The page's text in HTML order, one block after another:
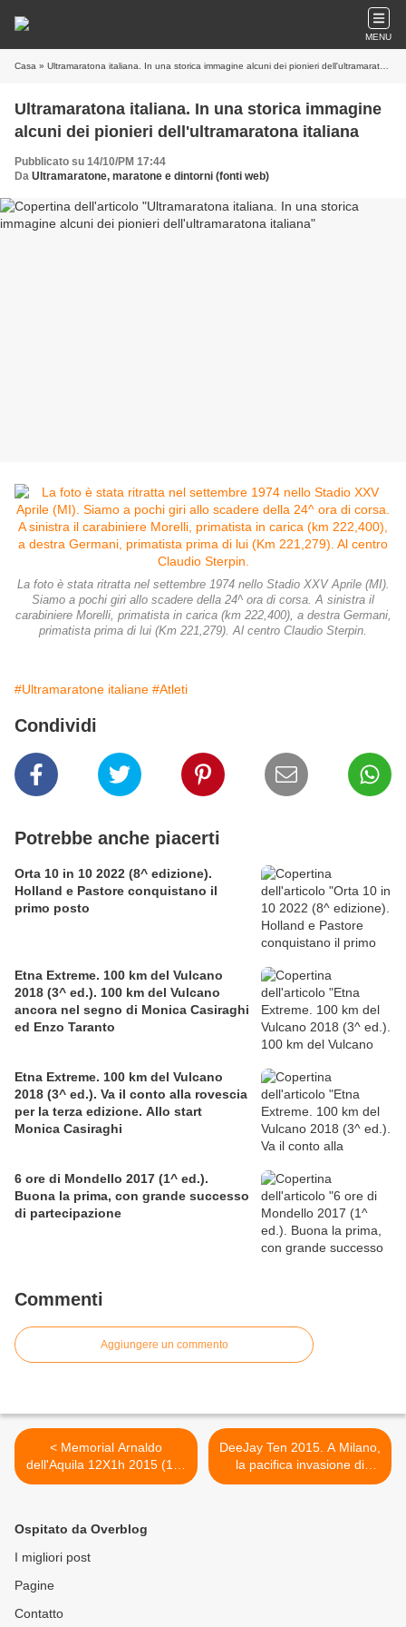
MENU
Casa » Ultramaratona italiana. In una storica immagine alcuni dei pionieri dell'ultramaratona italiana
Ultramaratona italiana. In una storica immagine
alcuni dei pionieri dell'ultramaratona italiana
Pubblicato su 14/10/PM 17:44
Da Ultramaratone, maratone e dintorni (fonti web)
La foto è stata ritratta nel settembre 1974 nello Stadio XXV Aprile (MI).
Siamo a pochi giri allo scadere della 24^ ora di corsa. A sinistra il
carabiniere Morelli, primatista in carica (km 222,400), a destra Germani,
primatista prima di lui (Km 221,279). Al centro Claudio Sterpin.
#Ultramaratone italiane #Atleti
Condividi
Potrebbe anche piacerti
Orta 10 in 10 2022 (8^ edizione).
Holland e Pastore conquistano il
primo posto
Etna Extreme. 100 km del Vulcano
2018 (3^ ed.). 100 km del Vulcano
ancora nel segno di Monica Casiraghi
ed Enzo Taranto
Etna Extreme. 100 km del Vulcano
2018 (3^ ed.). Va il conto alla rovescia
per la terza edizione. Allo start
Monica Casiraghi
6 ore di Mondello 2017 (1^ ed.).
Buona la prima, con grande successo
di partecipazione
Commenti
Aggiungere un commento
< Memorial Arnaldo
dell'Aquila 12X1h 2015 (13^
ed.). Il Golden Club di
DeeJay Ten 2015. A Milano,
la pacifica invasione di
15.000 runner con la maglia
Ospitato da Overblog
I migliori post
Pagine
Contatto